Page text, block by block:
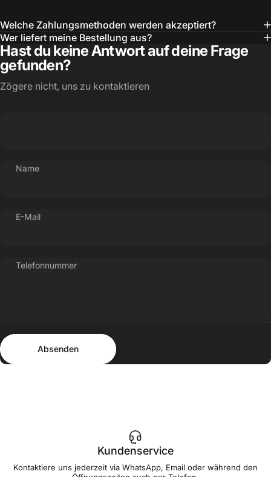
Welche Zahlungsmethoden werden akzeptiert?
Wer liefert meine Bestellung aus?
Hast du keine Antwort auf deine Frage
gefunden?
Zögere nicht, uns zu kontaktieren
Name
E-Mail
Telefonnummer
Absenden
Absenden
Kundenservice
Kontaktiere uns jederzeit via WhatsApp, Email oder während den